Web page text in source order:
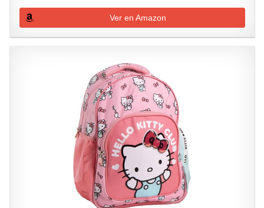
Ver en Amazon